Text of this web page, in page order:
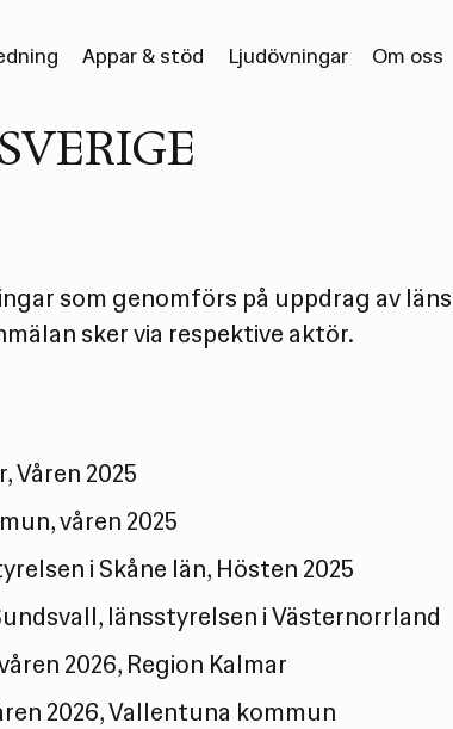
Appar & stöd Ljudövningar Om oss
som genomförs på uppdrag av
sker via respektive aktör.
Våren 2025
våren 2025
i Skåne län, Hösten 2025
länsstyrelsen i Västernorrland
2026, Region Kalmar
2026, Vallentuna kommun